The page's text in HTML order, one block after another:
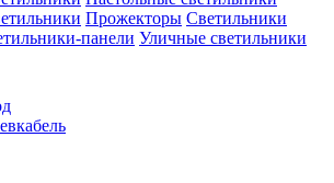
Прожекторы Светильники
панели Уличные светильники